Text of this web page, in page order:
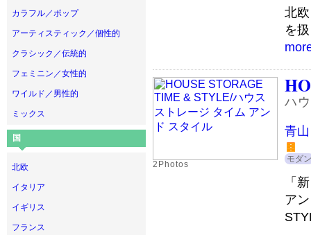
カラフル／ポップ
アーティスティック／個性的
クラシック／伝統的
フェミニン／女性的
ワイルド／男性的
ミックス
国
北欧
イタリア
イギリス
フランス
北
を
2Photos
ハ
青
モダン
「
ア